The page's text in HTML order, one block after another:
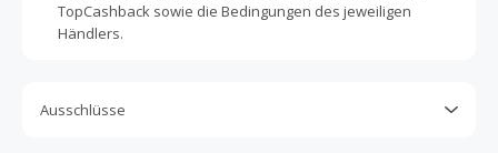
TopCashback sowie die Bedingungen des jeweiligen
Händlers.
Ausschlüsse